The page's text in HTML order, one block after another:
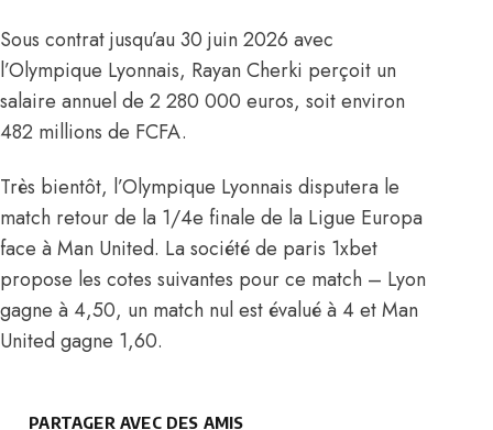
Sous contrat jusqu’au 30 juin 2026 avec
l’Olympique Lyonnais, Rayan Cherki perçoit un
salaire annuel de 2 280 000 euros, soit environ
482 millions de FCFA.
Très bientôt, l’Olympique Lyonnais disputera le
match retour de la 1/4e finale de la Ligue Europa
face à Man United. La société de paris 1xbet
propose les cotes suivantes pour ce match – Lyon
gagne à 4,50, un match nul est évalué à 4 et Man
United gagne 1,60.
PARTAGER AVEC DES AMIS